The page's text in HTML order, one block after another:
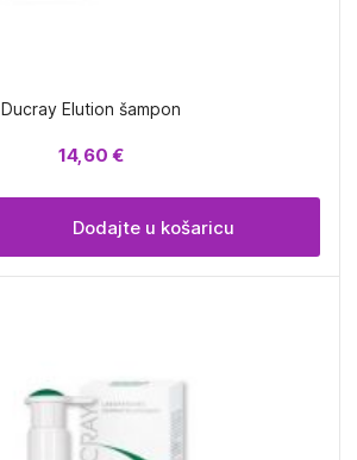
Ducray Elution šampon
14,60 €
Dodajte u košaricu